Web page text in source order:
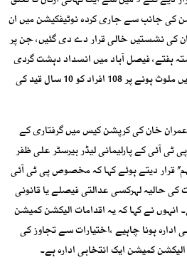
کی جانب سے جاری کردہ نوٹیفکیشن میں ان
کی نشستیں خالی قرار دے دی گئیں، جن پر
ہفتے، فیصل آباد میں انسداد دہشت گردی
عدالت نے 9 ؍مئی کے فسادات میں ملوث ہونے پر 108 افراد کو 10 سال قید کی
عمران خان کی کرپشن کیس میں گرفتاری کے
آئی کے پارلیمانی لیڈر بیرسٹر علی ظفر
قرار دیتے ہوئے کہا کہ مخصوص پی ٹی آئی
کی حالیہ لہرکسی عدالتی فیصلے یا قانونی
نے کہا کہ یہ اقدامات الیکشن کمیشن
ادارہ ہونا چاہیے ،اختیارات سے تجاوز کی
کمیشن ایک انتخابی ادارہ ہے۔